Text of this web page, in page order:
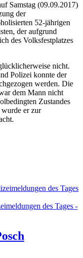
Samstag (09.09.2017)
der
52-jährigen
der aufgrund
des Volksfestplatzes
nicht.
Polizei konnte der
werden. Die
dem Mann nicht
Zustandes
wurde er zur
des Tages
des Tages -